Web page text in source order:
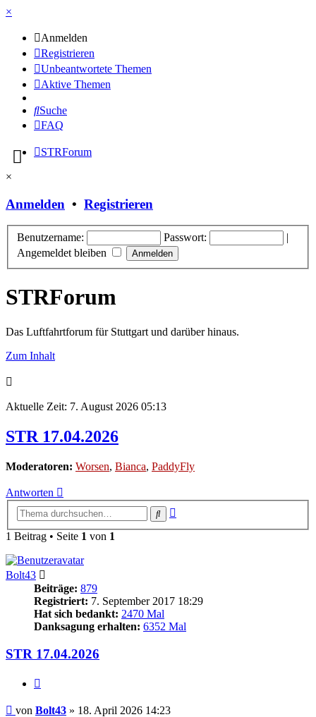
×
Anmelden
Registrieren
Unbeantwortete Themen
Aktive Themen
Suche
FAQ
STRForum
×
Anmelden • Registrieren
Benutzername: Passwort:
|
Angemeldet bleiben
STRForum
Das Luftfahrtforum für Stuttgart und darüber hinaus.
Zum Inhalt
Aktuelle Zeit: 7. August 2026 05:13
STR 17.04.2026
Moderatoren: Worsen, Bianca, PaddyFly
Antworten
Suche
1 Beitrag • Seite 1 von 1
Bolt43
Beiträge: 879
Registriert: 7. September 2017 18:29
Hat sich bedankt: 2470 Mal
Danksagung erhalten: 6352 Mal
STR 17.04.2026
Beitrag
von Bolt43 » 18. April 2026 14:23